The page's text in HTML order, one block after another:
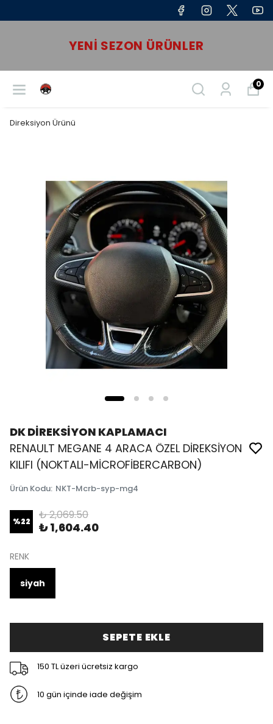
YENI SEZON ÜRÜNLER
0
Direksiyon Ürünü
DK DİREKSİYON KAPLAMACI
RENAULT MEGANE 4 ARACA ÖZEL DİREKSİYON
KILIFI (NOKTALI-MİCROFİBERCARBON)
Ürün Kodu: NKT-Mcrb-syp-mg4
%22 ₺ 2,069.50
₺ 1,604.40
RENK
siyah
SEPETE EKLE
150 TL üzeri ücretsiz kargo
10 gün içinde iade değişim